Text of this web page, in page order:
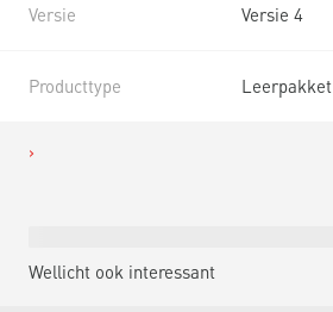
Versie Versie 4
Producttype Leerpakket
Wellicht ook interessant